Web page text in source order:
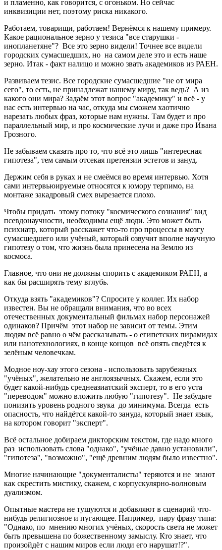
и пламенно, как говорится, с огоньком. Но сейчас
инквизиции нет, поэтому риска никакого.
Работаем, товарищи, работаем! Вернёмся к нашему примеру.
Какое рациональное зерно у тезиса "все старушки -
инопланетяне"? Все это зерно видели! Точнее все видели
городских сумасшедших, но на самом деле это и есть наше
зерно. Итак - факт налицо и можно звать академиков из РАЕН.
Развиваем тезис. Все городские сумасшедшие "не от мира
сего", то есть, не принадлежат нашему миру, так ведь? А из
какого они мира? Задаём этот вопрос "академику" и всё - у
нас есть интервью на час, откуда мы сможем хаотично
нарезать любых фраз, которые нам нужны. Там будет и про
параллельный мир, и про космические лучи и даже про Ивана
Грозного.
Не забываем сказать про то, что всё это лишь "интересная
гипотеза", тем самым отсекая претензии эстетов и зануд.
Держим себя в руках и не смеёмся во время интервью. Хотя
сами интервьюируемые относятся к юмору терпимо, на
монтаже закадровый смех вырезается плохо.
Чтобы придать этому потоку "космического сознания" вид
псевдонаучности, необходимы ещё люди. Это может быть
психиатр, который расскажет что-то про процессы в мозгу
сумасшедшего или учёный, который озвучит вполне научную
гипотезу о том, что жизнь была принесена на Землю из
космоса.
Главное, что они не должны спорить с академиком РАЕН, а
как бы расширять тему вглубь.
Откуда взять "академиков"? Спросите у коллег. Их набор
известен. Вы не обращали внимания, что во всех
отечественных документальный фильмах набор персонажей
одинаков? Причём этот набор не зависит от темы. Этим
людям всё равно о чём рассказывать - о египетских пирамидах
или нанотехнологиях, в конце концов всё опять сведётся к
зелёным человечкам.
Модное ноу-хау этого сезона - использовать зарубежных
"учёных", желательно не англоязычных. Скажем, если это
будет какой-нибудь среднеазиатский эксперт, то в его уста
"переводом" можно вложить любую "гипотезу". Не забудьте
понизить уровень родного звука до минимума. Всегда есть
опасность, что найдётся какой-то зануда, который знает язык,
на котором говорит "эксперт".
Всё остальное добираем дикторским текстом, где надо много
раз использовать слова "однако", "учёные давно установили",
"гипотеза", "возможно", "ещё древним людям было известно".
Многие начинающие "документалисты" теряются и не знают
как скрестить мистику, скажем, с корпускулярно-волновым
дуализмом.
Опытные мастера не тушуются и добавляют в сценарий что-
нибудь религиозное и пугающее. Например, пару фразу типа:
"Однако, по мнению многих учёных, скорость света не может
быть превышена по божественному замыслу. Кто знает, что
произойдёт с нашим миров если люди его нарушат!?".